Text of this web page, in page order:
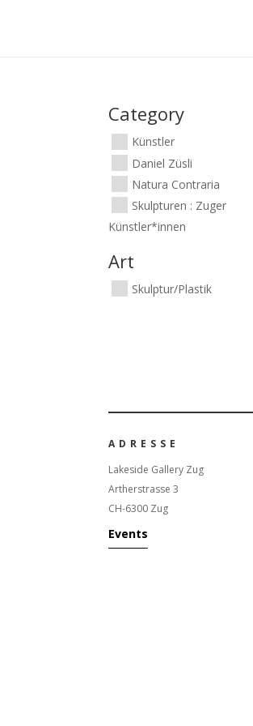
Category
Künstler
Daniel Züsli
Natura Contraria
Skulpturen : Zuger
Künstler*innen
Art
Skulptur/Plastik
ADRESSE
Lakeside Gallery Zug
Artherstrasse 3
CH-6300 Zug
Events